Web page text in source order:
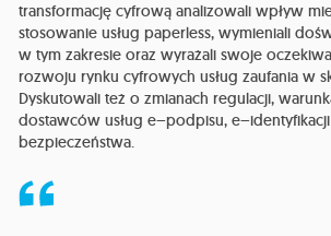
transformację cyfrową analizowali wpływ
stosowanie usług paperless, wymieniali
w tym zakresie oraz wyrażali swoje
rozwoju rynku cyfrowych usług zaufania w
Dyskutowali też o zmianach regulacji,
dostawców usług e–podpisu,
bezpieczeństwa.